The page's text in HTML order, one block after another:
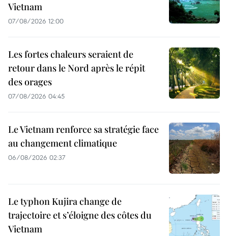
Vietnam
07/08/2026 12:00
Les fortes chaleurs seraient de
retour dans le Nord après le répit
des orages
07/08/2026 04:45
Le Vietnam renforce sa stratégie face
au changement climatique
06/08/2026 02:37
Le typhon Kujira change de
trajectoire et s’éloigne des côtes du
Vietnam